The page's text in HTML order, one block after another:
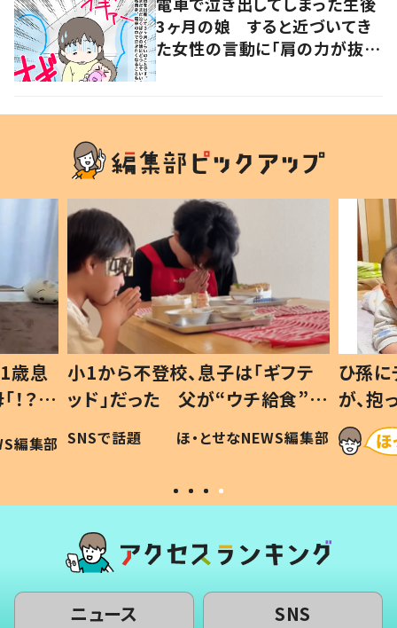
3ヶ月の娘 すると近づいてき
た女性の言動に「肩の力が抜け
歳息
？」
編集部
小1から不登校、息子は「ギフテ
ッド」だった 父が“ウチ給食”を
作り続ける理由とは #令和の親
#令和の子
SNSで話題 ほ・とせなNEWS編集部
ひ孫
が、
「涙が
い」
ニュース SNS